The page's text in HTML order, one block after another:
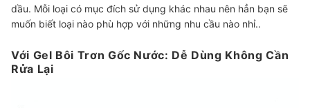
dầu. Mỗi loại có mục đích sử dụng khác nhau nên hẳn bạn sẽ
muốn biết loại nào phù hợp với những nhu cầu nào nhỉ..
Với Gel Bôi Trơn Gốc Nước: Dễ Dùng Không Cần
Rửa Lại